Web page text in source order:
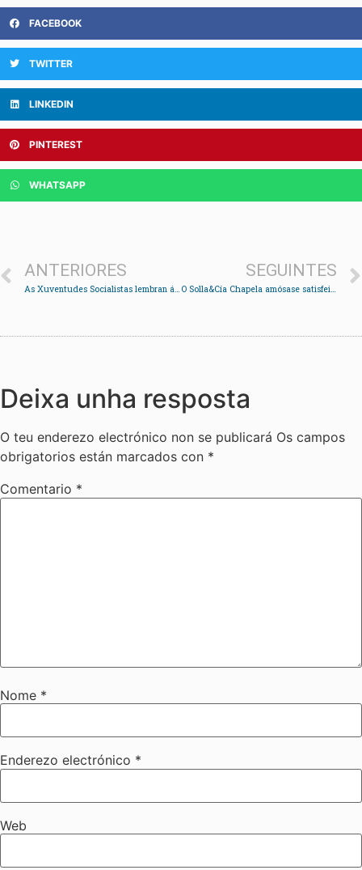
FACEBOOK
TWITTER
LINKEDIN
PINTEREST
WHATSAPP
ANTERIORES
As Xuventudes Socialistas lembran ás mestras represaliadas no franquismo
SEGUINTES
O Solla&Cía Chapela amósase satisfeito co seu xogo e confía en mellorar os resultados
Deixa unha resposta
O teu enderezo electrónico non se publicará Os campos
obrigatorios están marcados con *
Comentario *
Nome *
Enderezo electrónico *
Web